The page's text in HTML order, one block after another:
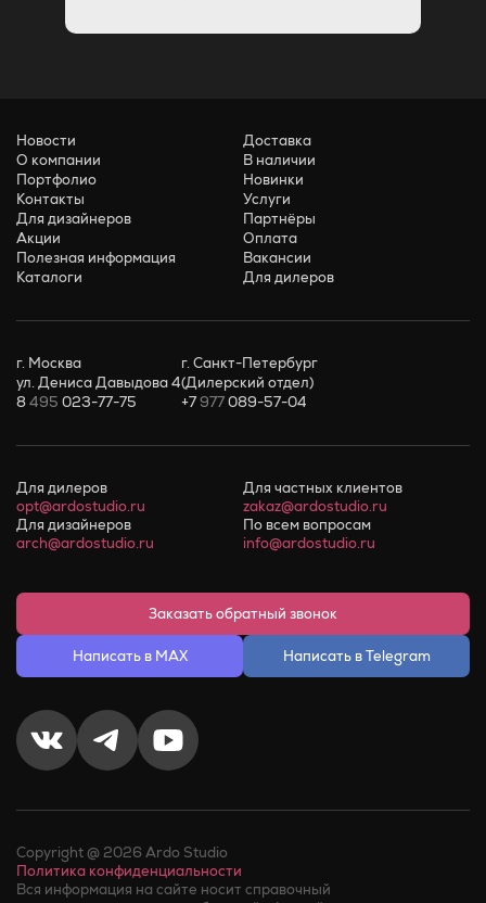
Новости
О компании
Портфолио
Контакты
Для дизайнеров
Акции
Полезная информация
Каталоги
Доставка
В наличии
Новинки
Услуги
Партнёры
Оплата
Вакансии
Для дилеров
г. Москва
ул. Дениса Давыдова 4
8495 023-77-75
г. Санкт-Петербург
(Дилерский отдел)
+7977089-57-04
Для дилеров
opt@ardostudio.ru
Для частных клиентов
zakaz@ardostudio.ru
Для дизайнеров
arch@ardostudio.ru
По всем вопросам
info@ardostudio.ru
Заказать обратный звонок
Написать в MAX Написать в Telegram
Copyright @ 2026 Ardo Studio
Политика конфиденциальности
Вся информация на сайте носит справочный